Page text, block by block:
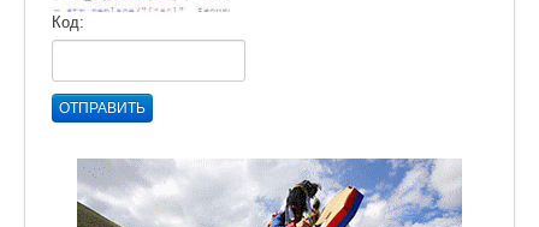
Код:
ОТПРАВИТЬ